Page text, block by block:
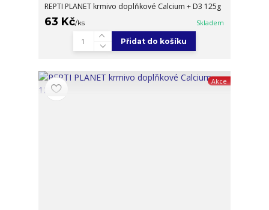
REPTI PLANET krmivo doplňkové Calcium + D3 125g
63 Kč/ks Skladem
Přidat do košíku
Akce